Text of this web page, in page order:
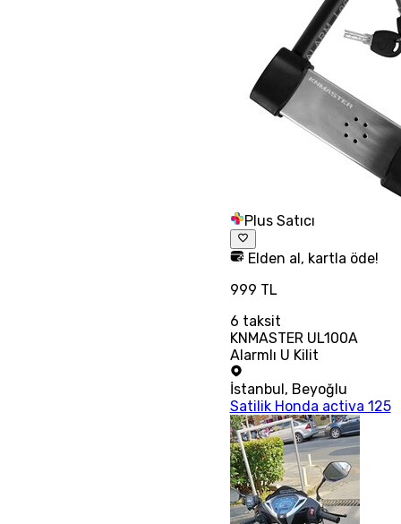
Plus Satıcı
Elden al, kartla öde!
999 TL
6 taksit
KNMASTER UL100A
Alarmlı U Kilit
İstanbul, Beyoğlu
Satilik Honda activa 125